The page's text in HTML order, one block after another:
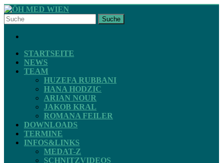
Skip
to
content
ÖH
MED
WIEN
ZAHNMEDIZIN
Suche
STARTSEITE
NEWS
TEAM
HUZEFA RUBBANI
HANA HODZIC
ARIAN NOUR
JAKOB KRAL
ROMANA FEILER
DOWNLOADS
TERMINE
INFOS&LINKS
MEDAT-Z
SCHNITZVIDEOS